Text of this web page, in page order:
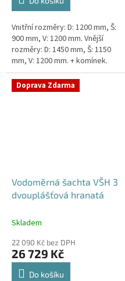
Vnitřní rozměry: D: 1200 mm, Š:
900 mm, V: 1200 mm. Vnější
rozměry: D: 1450 mm, Š: 1150
mm, V: 1200 mm. + komínek.
Dvouplášťová vodoměrná šachta
- do míst se spodní...
Doprava Zdarma
Vodoměrná šachta VŠH 3
dvouplášťová hranatá
Skladem
22 090 Kč bez DPH
26 729 Kč
Do košíku